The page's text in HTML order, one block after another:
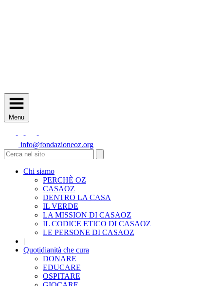
Menu
info@fondazioneoz.org
Chi siamo
PERCHÈ OZ
CASAOZ
DENTRO LA CASA
IL VERDE
LA MISSION DI CASAOZ
IL CODICE ETICO DI CASAOZ
LE PERSONE DI CASAOZ
|
Quotidianità che cura
DONARE
EDUCARE
OSPITARE